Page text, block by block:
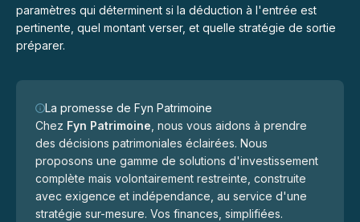
paramètres qui déterminent si la déduction à l'entrée est
pertinente, quel montant verser, et quelle stratégie de sortie
préparer.
La promesse de Fyn Patrimoine
Chez Fyn Patrimoine , nous vous aidons à prendre
des décisions patrimoniales éclairées. Nous
proposons une gamme de solutions d'investissement
complète mais volontairement restreinte, construite
avec exigence et indépendance, au service d'une
stratégie sur-mesure. Vos finances, simplifiées.